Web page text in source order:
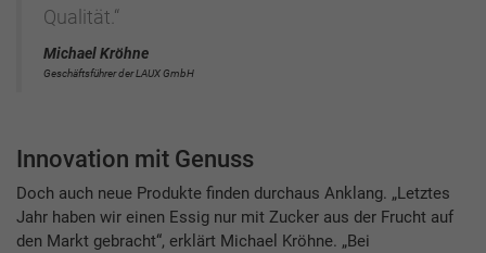
Qualität.“
Michael Kröhne
Geschäftsführer der LAUX GmbH
Innovation mit Genuss
Doch auch neue Produkte finden durchaus Anklang. „Letztes
Jahr haben wir einen Essig nur mit Zucker aus der Frucht auf
den Markt gebracht“, erklärt Michael Kröhne. „Bei